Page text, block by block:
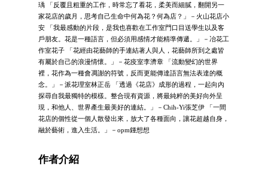
瑀 「反覆且粗重的工作，時常忘了看花，柔美而細膩，翻開另一
家花店的歲月，思考自己生命中何為花？何為店？」－火山花店小
安 「我最感動的片段，是我也喜歡在工作室門口目送學生以及客
戶朋友。花是一種語言，但必須用感情才能精準傳遞。」－冶花工
作室花子 「花經由花藝師的手連結著人與人，花藝師所到之處皆
有屬於自己的浪漫情懷。」－花疫室李濟章 「流動變幻的世界
裡，花作為一種會凋謝的符號，反而更能傳達語言無法表達的概
念。」－派花理室林正岳 「透過《花店》成形的過程，一起向內
探尋自我最獨特的模樣。整合現有資源，將最純粹的美好向外呈
現，和他人、世界產生最美好的連結。」－Chih-Yi張芝伊 「一間
花店的個性從一個人散發出來，放大了各種面向，讓花超越自身，
融於藝術，進入生活。」－opm鍾想想
作者介紹